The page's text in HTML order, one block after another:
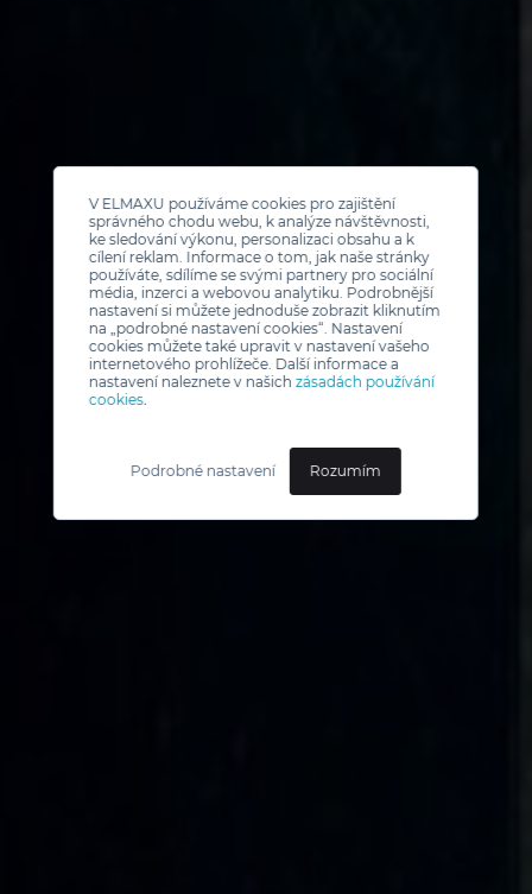
V ELMAXU používáme cookies pro zajištění
správného chodu webu, k analýze návštěvnosti,
ke sledování výkonu, personalizaci obsahu a k
cílení reklam. Informace o tom, jak naše stránky
používáte, sdílíme se svými partnery pro sociální
média, inzerci a webovou analytiku. Podrobnější
nastavení si můžete jednoduše zobrazit kliknutím
na „podrobné nastavení cookies“. Nastavení
cookies můžete také upravit v nastavení vašeho
internetového prohlížeče. Další informace a
nastavení naleznete v našich zásadách používání
cookies.
Podrobné nastavení Rozumím